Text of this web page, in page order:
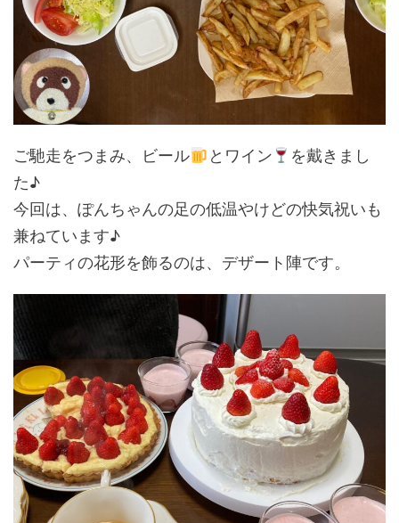
ご馳走をつまみ、ビール とワイン
を戴きまし
た♪
今回は、ぽんちゃんの足の低温やけどの快気祝いも
兼ねています♪
パーティの花形を飾るのは、デザート陣です。